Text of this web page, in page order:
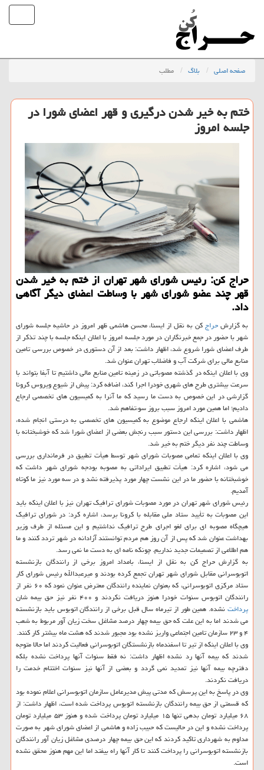
صفحه اصلی بلاگ مطلب
ختم به خیر شدن درگیری و قهر اعضای شورا در
جلسه امروز
حراج كن: رئیس شورای شهر تهران از ختم به خیر شدن
قهر چند عضو شورای شهر با وساطت اعضای دیگر آگاهی
داد.
به گزارشحراجکن به نقل از ایسنا، محسن هاشمی ظهر امروز در حاشیه جلسه شورای
شهر با حضور در جمع خبرنگاران در مورد جلسه امروز با اعلان اینکه جلسه با چند تذکر از
طرف اعضای شورا شروع شد، اظهار داشت: بعد از آن دستوری در خصوص بررسی تامین
منابع مالی برای شرکت آب و فاضلاب تهران عنوان شد.
وی با اعلان اینکه در گذشته مصوباتی در زمینه تامین منابع مالی داشتیم تا آبفا بتواند با
سرعت بیشتری طرح های شهری خودرا اجرا کند، اضافه کرد: پیش از شیوع ویروس کرونا
گزارشی در این خصوص به دست ما رسید که ما آنرا به کمیسیون های تخصصی ارجاع
دادیم؛ اما همین مورد امروز سبب بروز سوءتفاهم شد.
هاشمی با اعلان اینکه ارجاع موضوع به کمیسیون های تخصصی به درستی انجام شده،
اظهار داشت: بررسی این دستور سبب رنجش بعضی از اعضای شورا شد که خوشبختانه با
وساطت چند نفر دیگر ختم به خیر شد.
وی با اعلان اینکه تمامی مصوبات شورای شهر توسط هیأت تطبیق در فرمانداری بررسی
می شود، اشاره کرد: هیأت تطبیق ایراداتی به مصوبه بودجه شورای شهر داشت که
خوشبختانه با حضور ما در این نشست چهار مورد پذیرفته نشد و در سه مورد نیز ما کوتاه
آمدیم.
رئیس شورای شهر تهران در مورد مصوبات شورای ترافیک تهران نیز با اعلان اینکه باید
این مصوبات به تأیید ستاد ملی مقابله با کرونا برسد، اشاره کرد: در شورای ترافیک
هیچگاه مصوبه ای برای لغو اجرای طرح ترافیک نداشتیم و این مسئله از طرف وزیر
بهداشت عنوان شد که پس از آن روز هم مردم توانستند آزادانه در شهر تردد کنند و ما
هم اطلاعی از تصمیمات جدید نداریم. چونکه نامه ای به دست ما نمی رسد.
به گزارش حراج کن به نقل از ایسنا، بامداد امروز برخی از رانندگان بازنشسته
اتوبوسرانی مقابل شورای شهر تهران تجمع کرده بودند و میرعبدالله رئیس شورای کار
ستاد مرکزی اتوبوسرانی، که بعنوان نماینده رانندگان معترض عنوان نمود که ۶۰ نفر از
رانندگان اتوبوس سنوات خودرا هنوز دریافت نکردند و ۴۰۰ نفر نیز حق بیمه شان
پرداختنشده. همین طور از تیرماه سال قبل برخی از رانندگان اتوبوس باید بازنشسته
می شدند اما به این علت که حق بیمه چهار درصد مشاغل سخت زیان آور مربوط به شعب
۴ و ۲۳ سازمان تامین اجتماعی واریز نشده بود مجبور شدند که هشت ماه بیشتر کار کنند.
وی با اعلان اینکه از تیر تا اسفندماه بازنشستگان اتوبوسرانی فعالیت کردند اما حالا متوجه
شدند که بیمه آنها رد نشده اظهار داشت: نه فقط سنوات آنها پرداخت نشده بلکه
دفترچه بیمه آنها نیز تمدید نمی گردد و بعضی از آنها نیز سنوات اختتام خدمت را
دریافت نکردند.
وی در پاسخ به این پرسش که مدتی پیش مدیرعامل سازمان اتوبوسرانی اعلام نموده بود
که قسمتی از حق بیمه رانندگان بازنشسته اتوبوس پرداخت شده است، اظهار داشت: از
۶۸ میلیارد تومان بدهی تنها ۱۵ میلیارد تومان پرداخت شده و هنوز ۵۳ میلیارد تومان
پرداخت نشده و این در حالیست که حبیب زاده و هاشمی از اعضای شورای شهر به صورت
مداوم به شهرداری تاکید کردند که این حق بیمه چهار درصدی مشاغل زیان آور رانندگان
بازنشسته اتوبوسرانی را پرداخت کنند تا کار آنها راه بیفتد اما این مهم هنوز محقق نشده
است.